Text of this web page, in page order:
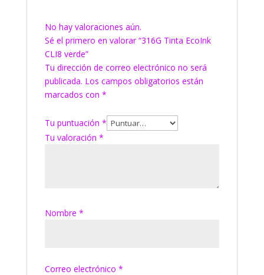
No hay valoraciones aún.
Sé el primero en valorar “316G Tinta EcoInk
CLI8 verde”
Tu dirección de correo electrónico no será
publicada. Los campos obligatorios están
marcados con *
Tu puntuación *
Tu valoración *
Nombre *
Correo electrónico *